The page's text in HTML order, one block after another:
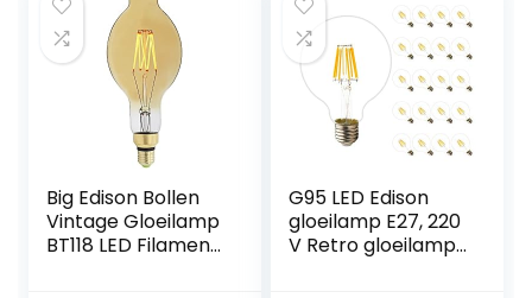
Big Edison Bollen
Vintage Gloeilamp
BT118 LED Filament
G95 LED Edison
gloeilamp E27, 220
V Retro gloeilamp